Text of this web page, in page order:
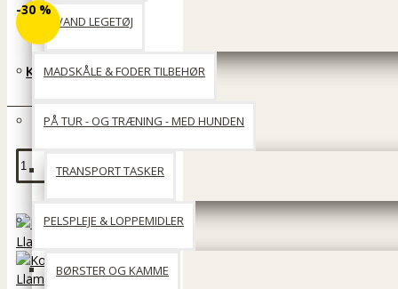
VAND LEGETØJ
MADSKÅLE & FODER TILBEHØR
PÅ TUR - OG TRÆNING - MED HUNDEN
TRANSPORT TASKER
PELSPLEJE & LOPPEMIDLER
BØRSTER OG KAMME
-30 %
Kong Comfort Kiddos
83 DKK 119 DKK
Læg i kurv